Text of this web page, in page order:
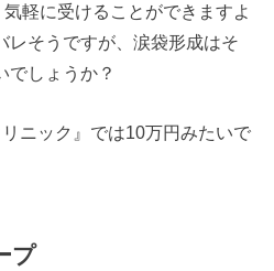
軽に受けることができますよ
レそうですが、涙袋形成はそ
でしょうか？
ニック』では10万円みたいで
プ